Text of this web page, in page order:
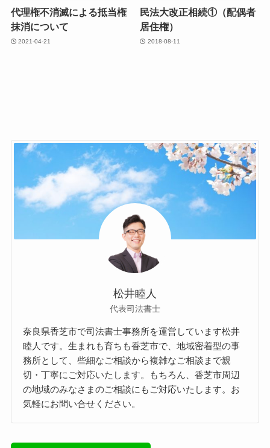
代理権不消滅による抵当権
抹消について
2021-04-21
民法大改正相続①（配偶者
居住権）
2018-08-11
松井睦人
代表司法書士
奈良県香芝市で司法書士事務所を運営しています松井
睦人です。生まれも育ちも香芝市で、地域密着型の事
務所として、些細なご相談から複雑なご相談まで親
切・丁寧にご対応いたします。もちろん、香芝市周辺
の地域のみなさまのご相談にもご対応いたします。お
気軽にお問い合せください。